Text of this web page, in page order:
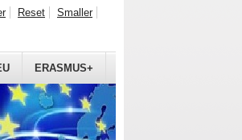
ERASMUS+
Reset Smaller